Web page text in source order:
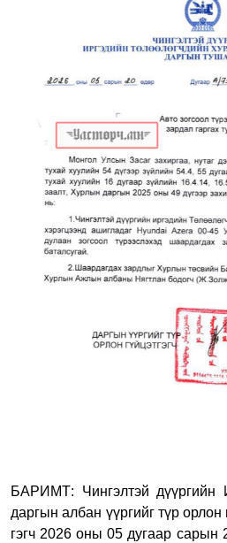
БАРИМТ: Чингэлтэй
даргын албан үүргийг түр
гэгч 2026 оны 05 дугаар сарын